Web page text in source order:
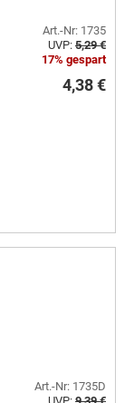
Art.-Nr: 1735
UVP: 5,29 €
17% gespart
4,38 €
Art.-Nr: 1735D